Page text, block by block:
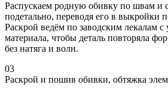
Распускаем родную обивку по швам и
подетально, переводя его в выкройки
Раскрой ведём по заводским лекалам с
материала, чтобы деталь повторяла
без натяга и волн.
03
Раскрой и пошив обивки, обтяжка